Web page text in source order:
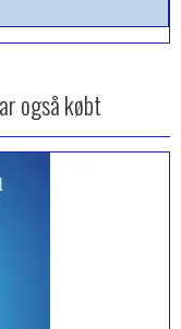
også købt